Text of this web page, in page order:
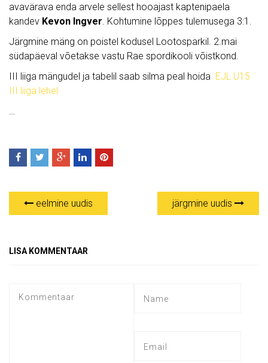
avavärava enda arvele sellest hooajast kaptenipaela
kandev Kevon Ingver. Kohtumine lõppes tulemusega 3:1.
Järgmine mäng on poistel kodusel Lootosparkil. 2.mai
südapäeval võetakse vastu Rae spordikooli võistkond.
III liiga mängudel ja tabelil saab silma peal hoida EJL U15
III liiga lehel
…
eelmine uudis järgmine uudis
LISA KOMMENTAAR